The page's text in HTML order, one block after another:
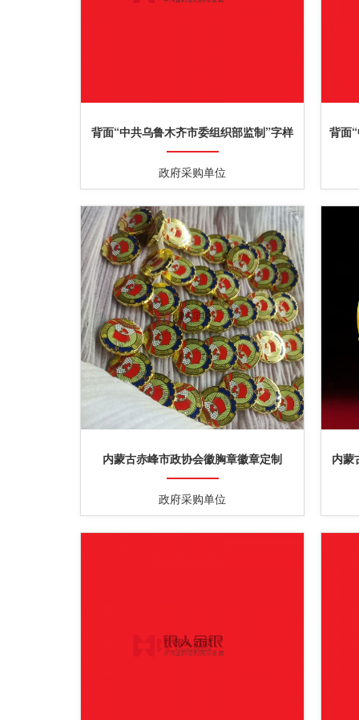
背面“中共乌鲁木齐市委组织部监制”字样
党徽
政府采购单位
背面
内蒙古赤峰市政协会徽胸章徽章定制
政府采购单位
内蒙